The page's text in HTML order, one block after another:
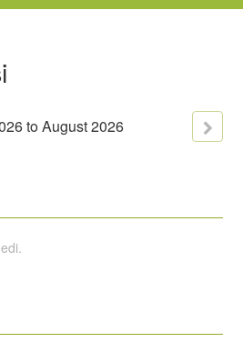
toAugust2026